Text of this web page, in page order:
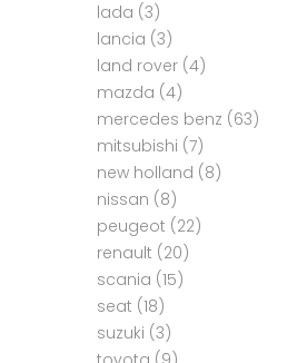
lada (3)
lancia (3)
land rover (4)
mazda (4)
mercedes benz (63)
mitsubishi (7)
new holland (8)
nissan (8)
peugeot (22)
renault (20)
scania (15)
seat (18)
suzuki (3)